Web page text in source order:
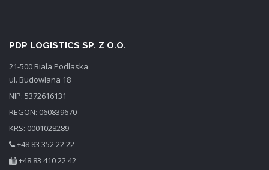
PDP LOGISTICS SP. Z O.O.
21-500 Biała Podlaska
ul. Budowlana 18
NIP: 5372616131
REGON: 060839670
KRS: 0001028289
+48 83 352 22 22
+48 83 410 22 42